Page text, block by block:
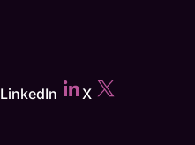
LinkedIn X